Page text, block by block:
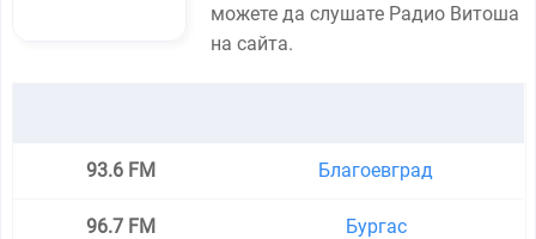
можете да слушате Радио Витоша
на сайта.
93.6 FM Благоевград
96.7 FM Бургас